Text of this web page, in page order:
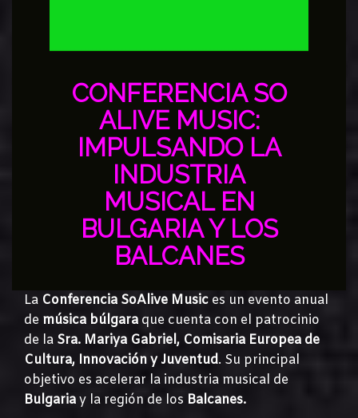
CONFERENCIA SO
ALIVE MUSIC:
IMPULSANDO LA
INDUSTRIA
MUSICAL EN
BULGARIA Y LOS
BALCANES
La Conferencia SoAlive Music es un evento anual
de música búlgara que cuenta con el patrocinio
de la Sra. Mariya Gabriel, Comisaria Europea de
Cultura, Innovación y Juventud. Su principal
objetivo es acelerar la industria musical de
Bulgariay la región de los Balcanes.